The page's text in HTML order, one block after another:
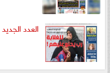
العدد الجديد